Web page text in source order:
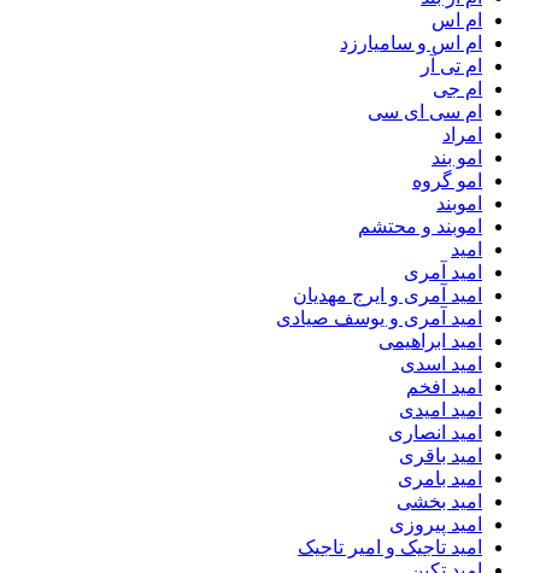
ام اس
ام اس و سامیارزد
ام تی آر
ام جی
ام سی ای سی
امراد
امو بند
امو گروه
اموبند
اموبند و محتشم
امید
امید آمری
امید آمری و ایرج مهدیان
امید آمری و یوسف صیادی
امید ابراهیمی
امید اسدی
امید افخم
امید امیدی
امید انصاری
امید باقری
امید بامری
امید بخشی
امید پیروزی
امید تاجیک و امیر تاجیک